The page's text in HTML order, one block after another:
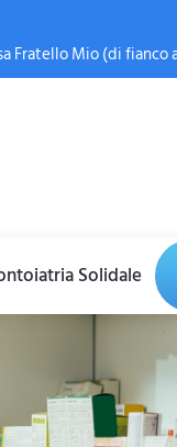
Fratello Mio (di
Solidale